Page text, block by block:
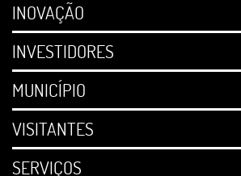
INOVAÇÃO
INVESTIDORES
MUNICÍPIO
VISITANTES
SERVIÇOS